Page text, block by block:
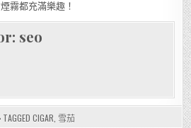
霧都充滿樂趣！
seo
TAGGED CIGAR 雪茄